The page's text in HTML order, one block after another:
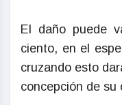
El daño puede
ciento, en el
cruzando esto
concepción de su